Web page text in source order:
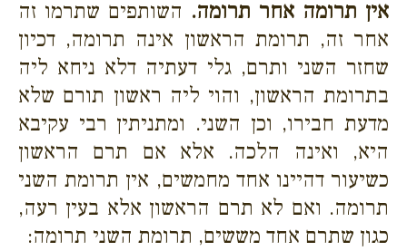
אין תרומה אחר תרומה. השותפים שתרמו זה
אחר זה, תרומת הראשון אינה תרומה, דכיון
שחזר השני ותרם, גלי דעתיה דלא ניחא ליה
בתרומת הראשון, והוי ליה ראשון תורם שלא
מדעת חבירו, וכן השני. ומתניתין רבי עקיבא
היא, ואינה הלכה. אלא אם תרם הראשון
כשיעור דהיינו אחד מחמשים, אין תרומת השני
תרומה. ואם לא תרם הראשון אלא בעין רעה,
כגון שתרם אחד מששים, תרומת השני תרומה: